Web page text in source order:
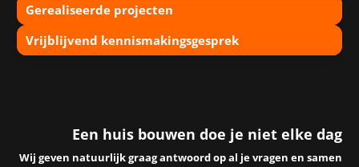
Gerealiseerde projecten
Vrijblijvend kennismakingsgesprek
Een huis bouwen doe je niet elke dag
Wij geven natuurlijk graag antwoord op al je vragen en samen